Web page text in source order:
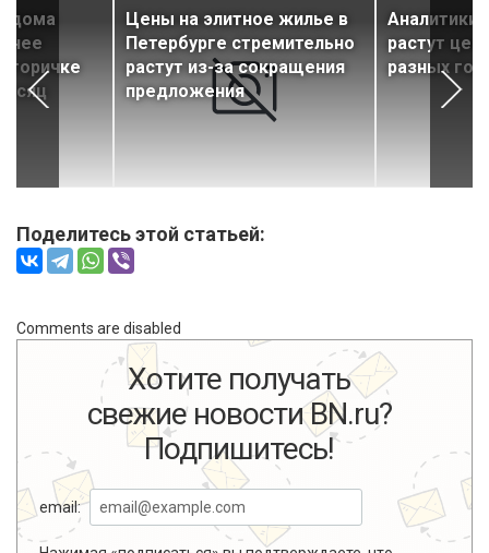
дома
Цены на элитное жилье в
Петербурге стремительно
растут из-за сокращения
предложения
Аналитики
растут
разных
Поделитесь этой статьей:
Comments are disabled
Хотите получать
свежие новости BN.ru?
Подпишитесь!
email: